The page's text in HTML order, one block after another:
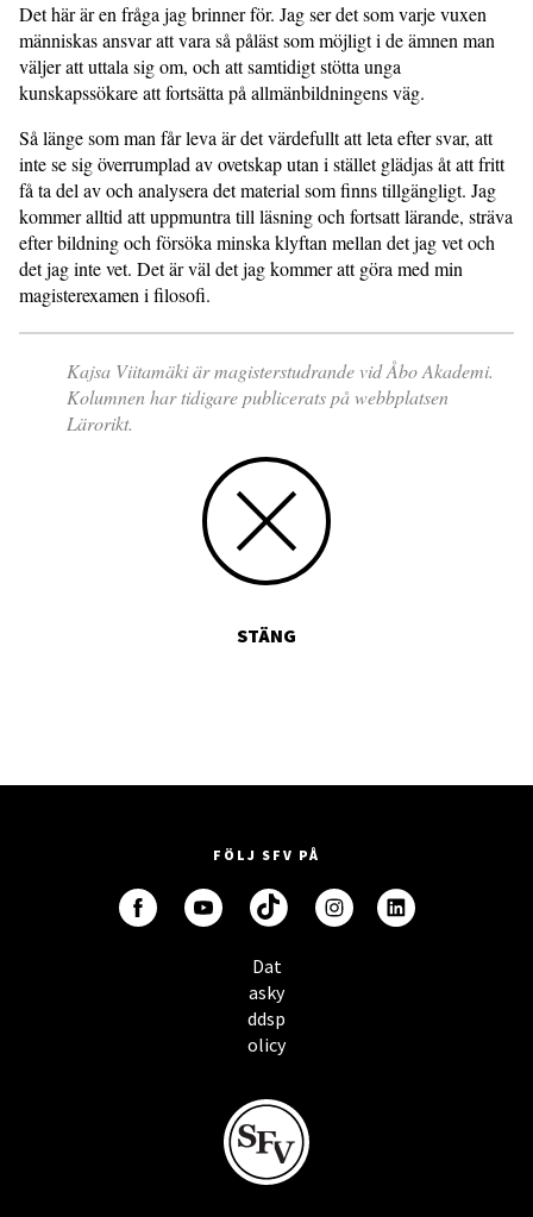
Det här är en fråga jag brinner för. Jag ser det som varje vuxen
människas ansvar att vara så påläst som möjligt i de ämnen man
väljer att uttala sig om, och att samtidigt stötta unga
kunskapssökare att fortsätta på allmänbildningens väg.
Så länge som man får leva är det värdefullt att leta efter svar, att
inte se sig överrumplad av ovetskap utan i stället glädjas åt att fritt
få ta del av och analysera det material som finns tillgängligt. Jag
kommer alltid att uppmuntra till läsning och fortsatt lärande, sträva
efter bildning och försöka minska klyftan mellan det jag vet och
det jag inte vet. Det är väl det jag kommer att göra med min
magisterexamen i filosofi.
Kajsa Viitamäki är magisterstudrande vid Åbo Akademi.
Kolumnen har tidigare publicerats på webbplatsen
Lärorikt.
STÄNG
FÖLJ SFV PÅ
Dat
asky
ddsp
olicy